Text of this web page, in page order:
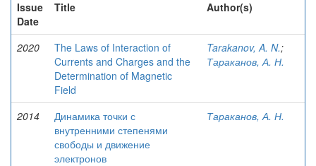
Issue
Date
Title Author(s)
2020
The Laws of Interaction of
Currents and Charges and the
Determination of Magnetic
Field
Tarakanov, A. N.;
Тараканов, А. Н.
2014
Динамика точки с
внутренними степенями
свободы и движение
электронов
Тараканов, А. Н.